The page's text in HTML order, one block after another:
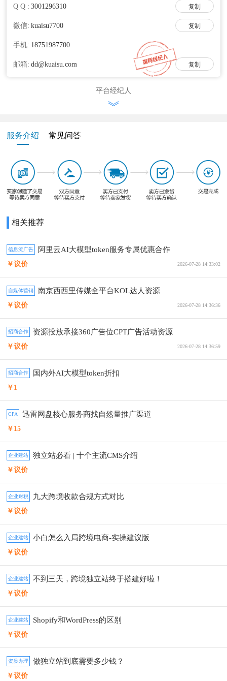
Q Q : 复制
微信: 复制
手机:
邮箱: 复制
平台经纪人
服务介绍 常见问答
相关推荐
信息流广告 阿里云AI大模型token服务专属优惠合作
￥议价 2026-07-28 14:33:02
自媒体营销 南京西西里传媒全平台KOL达人资源
￥议价 2026-07-28 14:36:36
招商合作 资源投放承接360广告位CPT广告活动资源
￥议价 2026-07-28 14:36:59
招商合作 国内外AI大模型token折扣
￥1
CPA 迅雷网盘核心服务商找自然量推广渠道
￥15
企业建站 独立站必看 | 十个主流CMS介绍
￥议价
企业财税 九大跨境收款合规方式对比
￥议价
企业建站 小白怎么入局跨境电商-实操建议版
￥议价
企业建站 不到三天，跨境独立站终于搭建好啦！
￥议价
企业建站 Shopify和WordPress的区别
￥议价
资质办理 做独立站到底需要多少钱？
￥议价